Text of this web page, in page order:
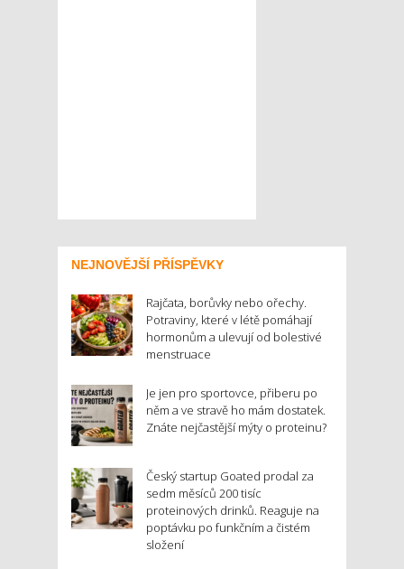
NEJNOVĚJŠÍ PŘÍSPĚVKY
Rajčata, borůvky nebo ořechy.
Potraviny, které v létě pomáhají
hormonům a ulevují od bolestivé
menstruace
Je jen pro sportovce, přiberu po
něm a ve stravě ho mám dostatek.
Znáte nejčastější mýty o proteinu?
Český startup Goated prodal za
sedm měsíců 200 tisíc
proteinových drinků. Reaguje na
poptávku po funkčním a čistém
složení